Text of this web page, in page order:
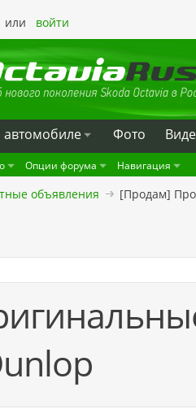
или войти
автомобиле Фото
Опции форума Навигация
объявления [Продам]